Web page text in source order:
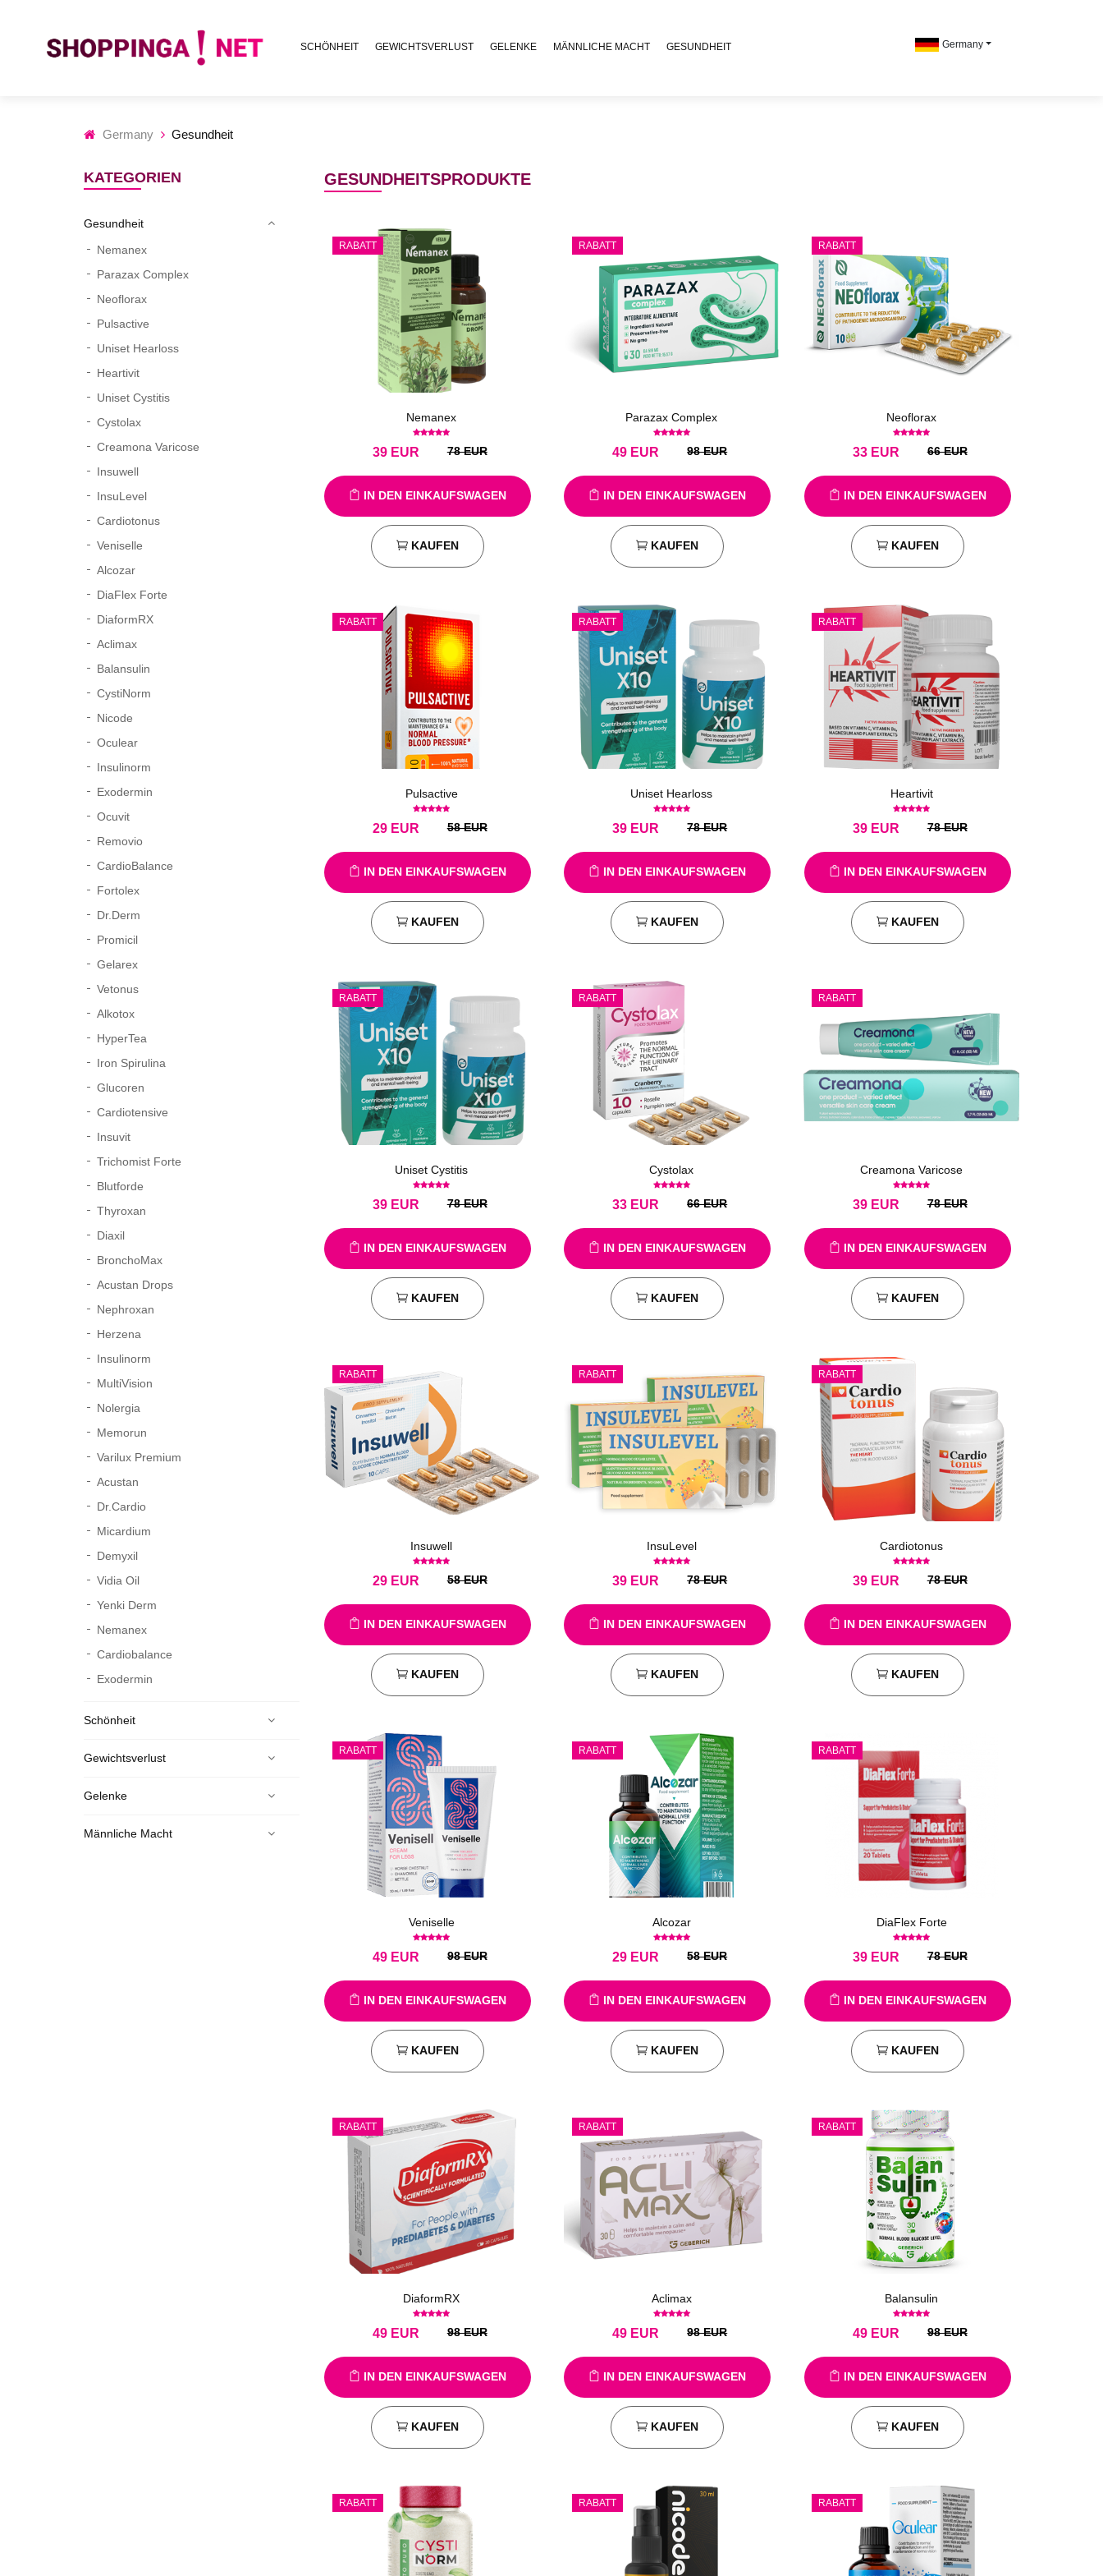
SCHÖNHEIT GEWICHTSVERLUST GELENKE MÄNNLICHE MACHT GESUNDHEIT Germany
Germany Gesundheit
KATEGORIEN
Gesundheit
Nemanex
Parazax Complex
Neoflorax
Pulsactive
Uniset Hearloss
Heartivit
Uniset Cystitis
Cystolax
Creamona Varicose
Insuwell
InsuLevel
Cardiotonus
Veniselle
Alcozar
DiaFlex Forte
DiaformRX
Aclimax
Balansulin
CystiNorm
Nicode
Oculear
Insulinorm
Exodermin
Ocuvit
Removio
CardioBalance
Fortolex
Dr.Derm
Promicil
Gelarex
Vetonus
Alkotox
HyperTea
Iron Spirulina
Glucoren
Cardiotensive
Insuvit
Trichomist Forte
Blutforde
Thyroxan
Diaxil
BronchoMax
Acustan Drops
Nephroxan
Herzena
Insulinorm
MultiVision
Nolergia
Memorun
Varilux Premium
Acustan
Dr.Cardio
Micardium
Demyxil
Vidia Oil
Yenki Derm
Nemanex
Cardiobalance
Exodermin
Schönheit
Gewichtsverlust
Gelenke
Männliche Macht
GESUNDHEITSPRODUKTE
RABATT
Nemanex
EUR
39 78 EUR
IN DEN EINKAUFSWAGEN
KAUFEN
RABATT
Parazax Complex
EUR
49 98 EUR
IN DEN EINKAUFSWAGEN
KAUFEN
RABATT
Neoflorax
EUR
33 66 EUR
IN DEN EINKAUFSWAGEN
KAUFEN
RABATT
Pulsactive
EUR
29 58 EUR
IN DEN EINKAUFSWAGEN
KAUFEN
RABATT
Uniset Hearloss
EUR
39 78 EUR
IN DEN EINKAUFSWAGEN
KAUFEN
RABATT
Heartivit
EUR
39 78 EUR
IN DEN EINKAUFSWAGEN
KAUFEN
RABATT
Uniset Cystitis
EUR
39 78 EUR
IN DEN EINKAUFSWAGEN
KAUFEN
RABATT
Cystolax
EUR
33 66 EUR
IN DEN EINKAUFSWAGEN
KAUFEN
RABATT
Creamona Varicose
EUR
39 78 EUR
IN DEN EINKAUFSWAGEN
KAUFEN
RABATT
Insuwell
EUR
29 58 EUR
IN DEN EINKAUFSWAGEN
KAUFEN
RABATT
InsuLevel
EUR
39 78 EUR
IN DEN EINKAUFSWAGEN
KAUFEN
RABATT
Cardiotonus
EUR
39 78 EUR
IN DEN EINKAUFSWAGEN
KAUFEN
RABATT
Veniselle
EUR
49 98 EUR
IN DEN EINKAUFSWAGEN
KAUFEN
RABATT
Alcozar
EUR
29 58 EUR
IN DEN EINKAUFSWAGEN
KAUFEN
RABATT
DiaFlex Forte
EUR
39 78 EUR
IN DEN EINKAUFSWAGEN
KAUFEN
RABATT
DiaformRX
EUR
49 98 EUR
IN DEN EINKAUFSWAGEN
KAUFEN
RABATT
Aclimax
EUR
49 98 EUR
IN DEN EINKAUFSWAGEN
KAUFEN
RABATT
Balansulin
EUR
49 98 EUR
IN DEN EINKAUFSWAGEN
KAUFEN
RABATT RABATT RABATT